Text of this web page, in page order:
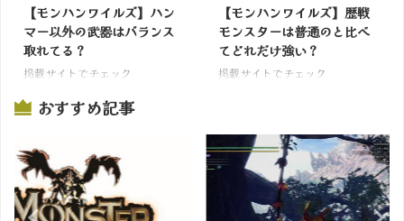
【モンハンワイルズ】ハン
マー以外の武器はバランス
取れてる？
掲載サイトでチェック
【モンハンワイルズ】歴戦
モンスターは普通のと比べ
てどれだけ強い？
掲載サイトでチェック
おすすめ記事